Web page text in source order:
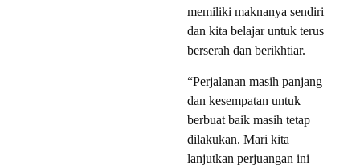
memiliki maknanya sendiri
dan kita belajar untuk terus
berserah dan berikhtiar.
“Perjalanan masih panjang
dan kesempatan untuk
berbuat baik masih tetap
dilakukan. Mari kita
lanjutkan perjuangan ini